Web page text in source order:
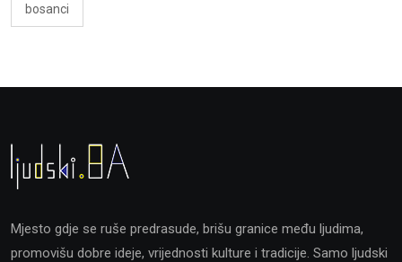
bosanci
Mjesto gdje se ruše predrasude, brišu granice među ljudima,
promovišu dobre ideje, vrijednosti kulture i tradicije. Samo ljudski